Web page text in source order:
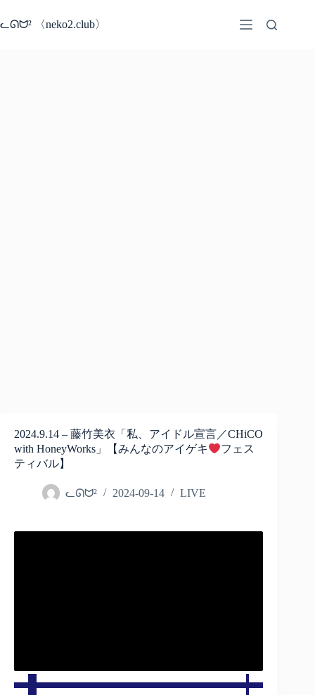
ン
ᓚᘏᗢ² 〈neko2.club〉
2024.9.14 – 藤竹美衣「私、アイドル宣言／CHiCO
with HoneyWorks」【みんなのアイゲキ
フェス
ティバル】
ᓚᘏᗢ² 2024-09-14 LIVE